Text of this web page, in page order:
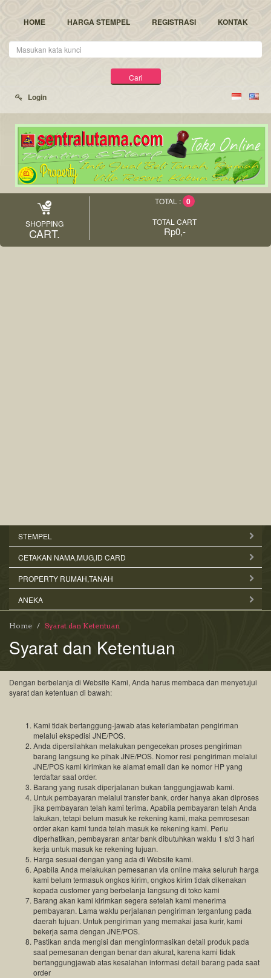
HOME HARGA STEMPEL REGISTRASI KONTAK
Kunci
Cari
Login
SHOPPING
CART.
TOTAL : 0
TOTAL CART
Rp0,-
STEMPEL
CETAKAN NAMA,MUG,ID CARD
PROPERTY RUMAH,TANAH
ANEKA
Home Syarat dan Ketentuan
Syarat dan Ketentuan
Dengan berbelanja di Website Kami, Anda harus membaca dan menyetujui
syarat dan ketentuan di bawah:
Kami tidak bertanggung-jawab atas keterlambatan pengiriman
melalui ekspedisi JNE/POS.
Anda dipersilahkan melakukan pengecekan proses pengiriman
barang langsung ke pihak JNE/POS. Nomor resi pengiriman melalui
JNE/POS kami kirimkan ke alamat email dan ke nomor HP yang
terdaftar saat order.
Barang yang rusak diperjalanan bukan tanggungjawab kami.
Untuk pembayaran melalui transfer bank, order hanya akan diproses
jika pembayaran telah kami terima. Apabila pembayaran telah Anda
lakukan, tetapi belum masuk ke rekening kami, maka pemrosesan
order akan kami tunda telah masuk ke rekening kami. Perlu
diperhatikan, pembayaran antar bank dibutuhkan waktu 1 s/d 3 hari
kerja untuk masuk ke rekening tujuan.
Harga sesuai dengan yang ada di Website kami.
Apabila Anda melakukan pemesanan via online maka seluruh harga
kami belum termasuk ongkos kirim, ongkos kirim tidak dikenakan
kepada customer yang berbelanja langsung di toko kami
Barang akan kami kirimkan segera setelah kami menerima
pembayaran. Lama waktu perjalanan pengiriman tergantung pada
daerah tujuan. Untuk pengiriman yang memakai jasa kurir, kami
bekerja sama dengan JNE/POS.
Pastikan anda mengisi dan menginformasikan detail produk pada
saat pemesanan dengan benar dan akurat, karena kami tidak
bertanggungjawab atas kesalahan informasi detail barang pada saat
order